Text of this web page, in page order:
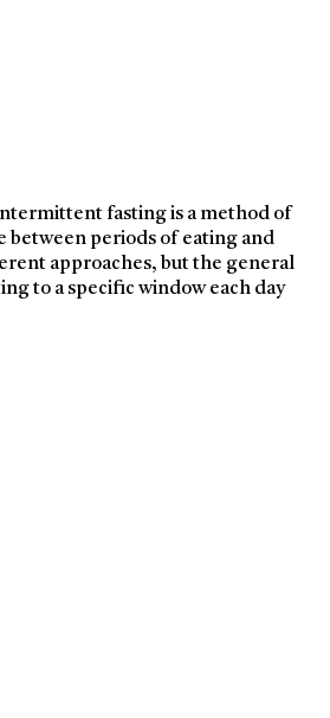
fasting is a method of
between periods of eating and
approaches, but the general
to a specific window each day